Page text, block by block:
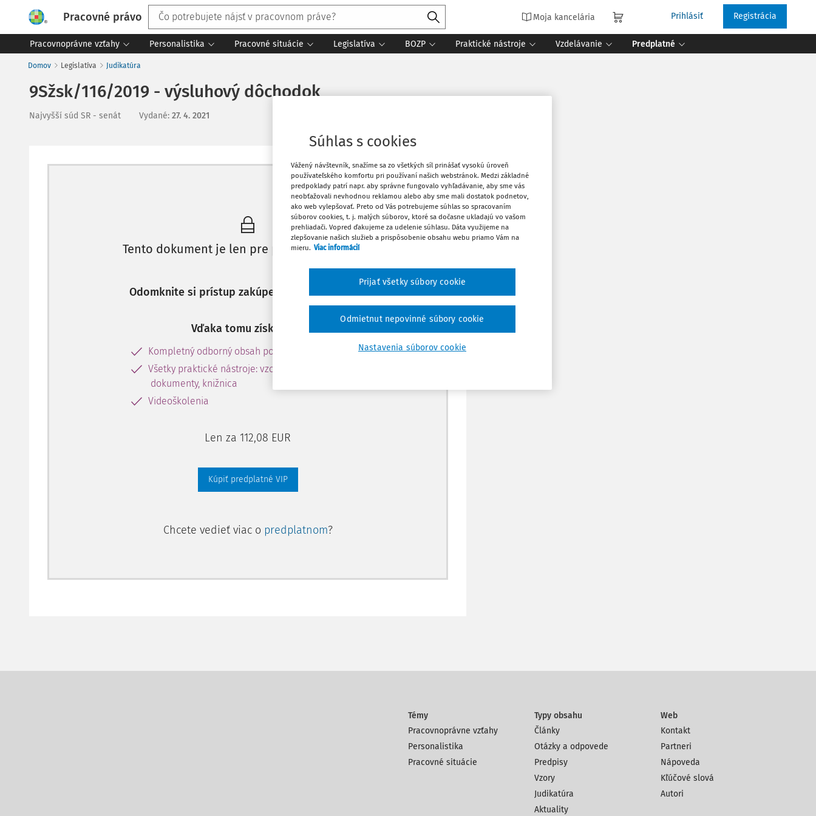
Pracovné právo Moja kancelária Prihlásiť Registrácia
Pracovnoprávne vzťahy Personalistika Pracovné situácie Legislatíva BOZP Praktické nástroje Vzdelávanie Predplatné
Domov Legislatíva Judikatúra
9Sžsk/116/2019 - výsluhový dôchodok
Najvyšší súd SR - senát Vydané: 27. 4. 2021
Máte predplatné? Prihláste sa
Tento dokument je len pre predplatiteľov VIP.
Odomknite si prístup zakúpením predplatného.
Vďaka tomu získate aj:
Kompletný odborný obsah portálu
Všetky praktické nástroje: vzory, smart
dokumenty, knižnica
Videoškolenia
Len za 112,08 EUR
Kúpiť predplatné VIP
Chcete vedieť viac o predplatnom?
Vytlačiť
Obľúbené
Zdieľať
Témy
Pracovnoprávne vzťahy
Personalistika
Pracovné situácie
Typy obsahu
Články
Otázky a odpovede
Predpisy
Vzory
Judikatúra
Aktuality
Web
Kontakt
Partneri
Nápoveda
Kľúčové slová
Autori
Súhlas s cookies
Vážený návštevník, snažíme sa zo všetkých síl prinášať vysokú úroveň
používateľského komfortu pri používaní našich webstránok. Medzi základné
predpoklady patrí napr. aby správne fungovalo vyhľadávanie, aby sme vás
neobťažovali nevhodnou reklamou alebo aby sme mali dostatok podnetov,
ako web vylepšovať. Preto od Vás potrebujeme súhlas so spracovaním
súborov cookies, t. j. malých súborov, ktoré sa dočasne ukladajú vo vašom
prehliadači. Vopred ďakujeme za udelenie súhlasu. Dáta využijeme na
zlepšovanie našich služieb a prispôsobenie obsahu webu priamo Vám na
mieru. Viac informácií
Nastavenia súborov cookie
Odmietnut nepovinné súbory cookie
Prijať všetky súbory cookie